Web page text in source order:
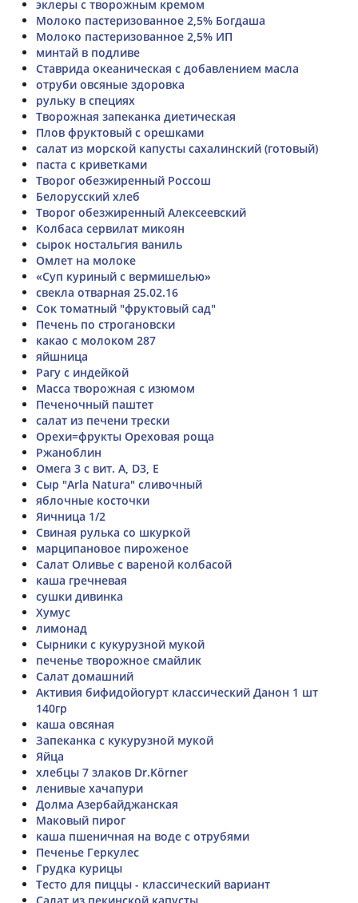
эклеры с творожным кремом
Молоко пастеризованное 2,5% Богдаша
Молоко пастеризованное 2,5% ИП
минтай в подливе
Ставрида океаническая с добавлением масла
отруби овсяные здоровка
рульку в специях
Творожная запеканка диетическая
Плов фруктовый с орешками
салат из морской капусты сахалинский (готовый)
паста с криветками
Творог обезжиренный Россош
Белорусский хлеб
Творог обезжиренный Алексеевский
Колбаса сервилат микоян
сырок ностальгия ваниль
Омлет на молоке
«Суп куриный с вермишелью»
свекла отварная 25.02.16
Сок томатный "фруктовый сад"
Печень по строгановски
какао с молоком 287
яйшница
Рагу с индейкой
Масса творожная с изюмом
Печеночный паштет
салат из печени трески
Орехи=фрукты Ореховая роща
Ржаноблин
Омега 3 с вит. А, D3, Е
Сыр "Arla Natura" сливочный
яблочные косточки
Яичница 1/2
Свиная рулька со шкуркой
марципановое пироженое
Салат Оливье с вареной колбасой
каша гречневая
сушки дивинка
Хумус
лимонад
Сырники с кукурузной мукой
печенье творожное смайлик
Салат домашний
Активия бифидойогурт классический Данон 1 шт
140гр
каша овсяная
Запеканка с кукурузной мукой
Яйца
хлебцы 7 злаков Dr.Körner
ленивые хачапури
Долма Азербайджанская
Маковый пирог
каша пшеничная на воде с отрубями
Печенье Геркулес
Грудка курицы
Тесто для пиццы - классический вариант